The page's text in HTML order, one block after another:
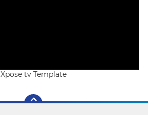
Xpose tv Template